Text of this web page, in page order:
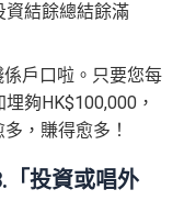
資結餘總結餘滿
戶口啦。只要您每
夠HK$100,000，
，賺得愈多！
投資或唱外